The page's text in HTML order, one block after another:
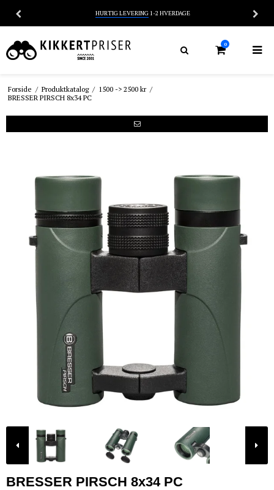
HURTIG LEVERING1-2 HVERDAGE
0
Forside / Produktkatalog / 1500 -> 2500 kr /
BRESSER PIRSCH 8x34 PC
BRESSER PIRSCH 8x34 PC